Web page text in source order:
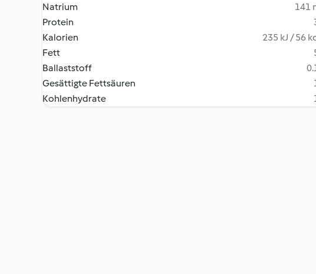
Natrium
141
Protein
Kalorien
235 kJ / 56
Fett
Ballaststoff
Gesättigte Fettsäuren
Kohlenhydrate